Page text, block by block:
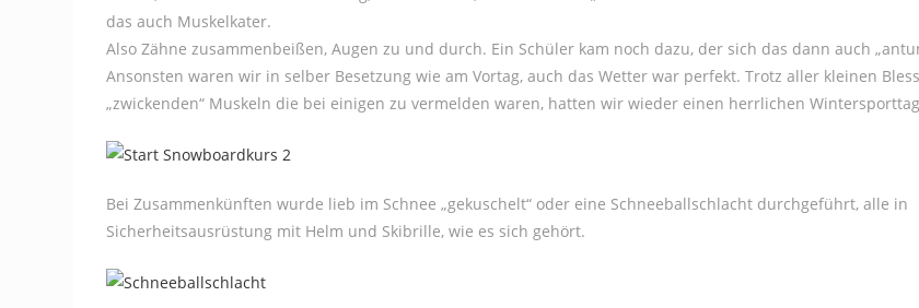
das auch Muskelkater.
Also Zähne zusammenbeißen, Augen zu und durch. Ein Schüler kam noch dazu, der sich das dann auch
Ansonsten waren wir in selber Besetzung wie am Vortag, auch das Wetter war perfekt. Trotz aller kleinen
„zwickenden“ Muskeln die bei einigen zu vermelden waren, hatten wir wieder einen herrlichen
Bei Zusammenkünften wurde lieb im Schnee „gekuschelt“ oder eine Schneeballschlacht durchgeführt, alle in
Sicherheitsausrüstung mit Helm und Skibrille, wie es sich gehört.